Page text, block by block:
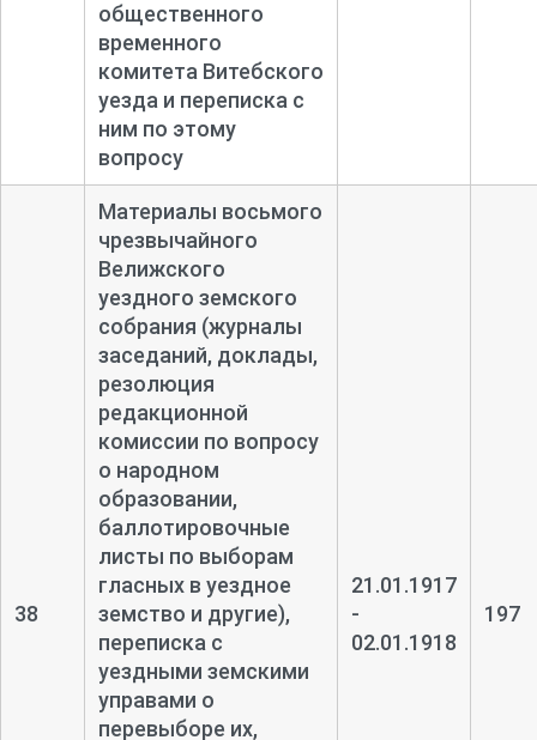
общественного
временного
комитета Витебского
уезда и переписка с
ним по этому
вопросу
38
Материалы восьмого
чрезвычайного
Велижского
уездного земского
собрания (журналы
заседаний, доклады,
резолюция
редакционной
комиссии по вопросу
о народном
образовании,
баллотировочные
листы по выборам
гласных в уездное
земство и другие),
переписка с
уездными земскими
управами о
перевыборе их,
21.01.1917
-
02.01.1918
197